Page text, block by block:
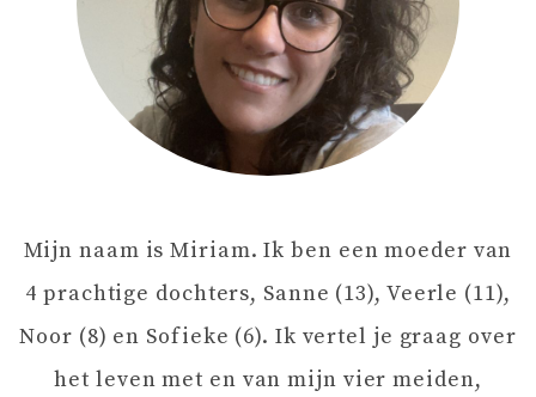
I
G
Mijn naam is Miriam. Ik ben een moeder van
4 prachtige dochters, Sanne (13), Veerle (11),
Noor (8) en Sofieke (6). Ik vertel je graag over
het leven met en van mijn vier meiden,